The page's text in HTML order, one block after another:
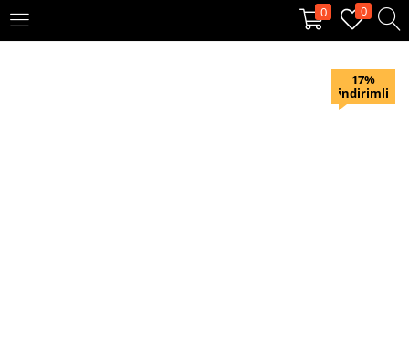
0 0
KAYIT OL
17%
indirimli